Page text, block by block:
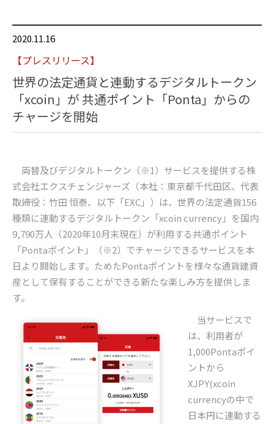
2020.11.16
【プレスリリース】
世界の法定通貨と連動するデジタルトークン
「xcoin」が 共通ポイント「Ponta」からの
チャージを開始
両替及びデジタルトークン（※1）サービスを提供する株
式会社エクスチェンジャーズ（本社：東京都千代田区、代表
取締役：竹田 恒泰、以下「EXC」）は、世界の法定通貨156
種類に連動するデジタルトークン「xcoin currency」を国内
9,790万人（2020年10月末現在）が利用する共通ポイント
「Pontaポイント」（※2）でチャージできるサービスを本
日より開始します。ためたPontaポイントを様々な通貨建資
産として保有することができる新たな楽しみ方を提供しま
す。
当サービスで
は、利用者が
1,000Pontaポイ
ントから
XJPY(xcoin
currencyの中で
日本円に連動する